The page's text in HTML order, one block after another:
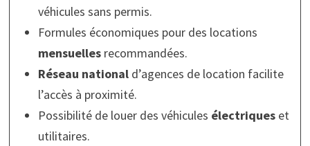
véhicules sans permis.
Formules économiques pour des locations
mensuellesrecommandées.
Réseau nationald’agences de location facilite
l’accès à proximité.
Possibilité de louer des véhicules électriqueset
utilitaires.